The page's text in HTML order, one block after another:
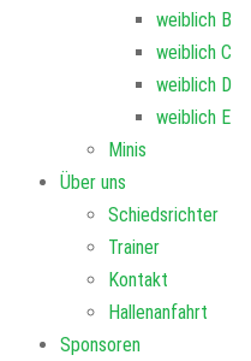
weiblich B
weiblich C
weiblich D
weiblich E
Minis
Über uns
Schiedsrichter
Trainer
Kontakt
Hallenanfahrt
Sponsoren